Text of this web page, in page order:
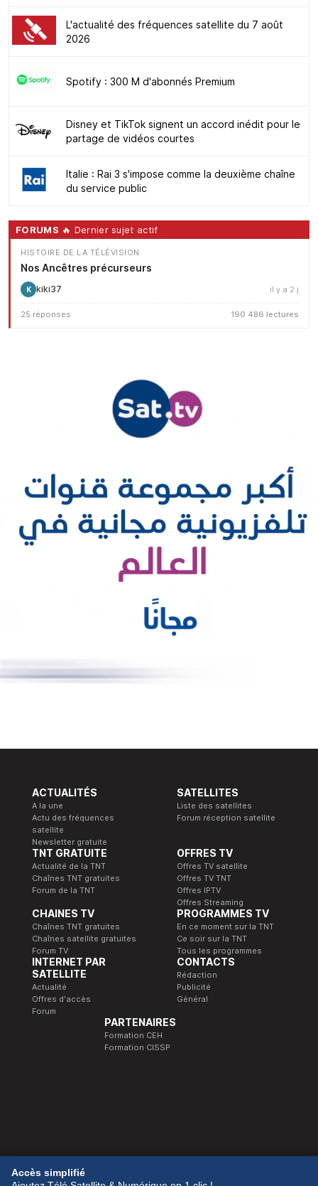
L'actualité des fréquences satellite du 7 août
2026
Spotify : 300 M d'abonnés Premium
Disney et TikTok signent un accord inédit pour le
partage de vidéos courtes
Italie : Rai 3 s'impose comme la deuxième chaîne
du service public
FORUMS 🔥 Dernier sujet actif
HISTOIRE DE LA TÉLÉVISION
Nos Ancêtres précurseurs
K kiki37 il y a 2 j
25 réponses 190 486 lectures
ACTUALITÉS
A la une
Actu des fréquences
satellite
Newsletter gratuite
SATELLITES
Liste des satellites
Forum réception satellite
TNT GRATUITE
Actualité de la TNT
Chaînes TNT gratuites
Forum de la TNT
OFFRES TV
Offres TV satellite
Offres TV TNT
Offres IPTV
Offres Streaming
CHAINES TV
Chaînes TNT gratuites
Chaînes satellite gratuites
Forum TV
PROGRAMMES TV
En ce moment sur la TNT
Ce soir sur la TNT
Tous les programmes
INTERNET PAR
SATELLITE
Actualité
Offres d'accès
Forum
CONTACTS
Rédaction
Publicité
Général
PARTENAIRES
Formation CEH
Formation CISSP
© 1989-2026 Télé Satellite et Numérique.
Accès simplifié